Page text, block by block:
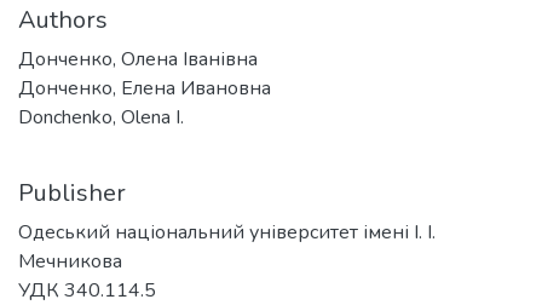
Authors
Донченко, Олена Іванівна
Донченко, Елена Ивановна
Donchenko, Olena I.
Publisher
Одеський національний університет імені І. І.
Мечникова
УДК 340.114.5